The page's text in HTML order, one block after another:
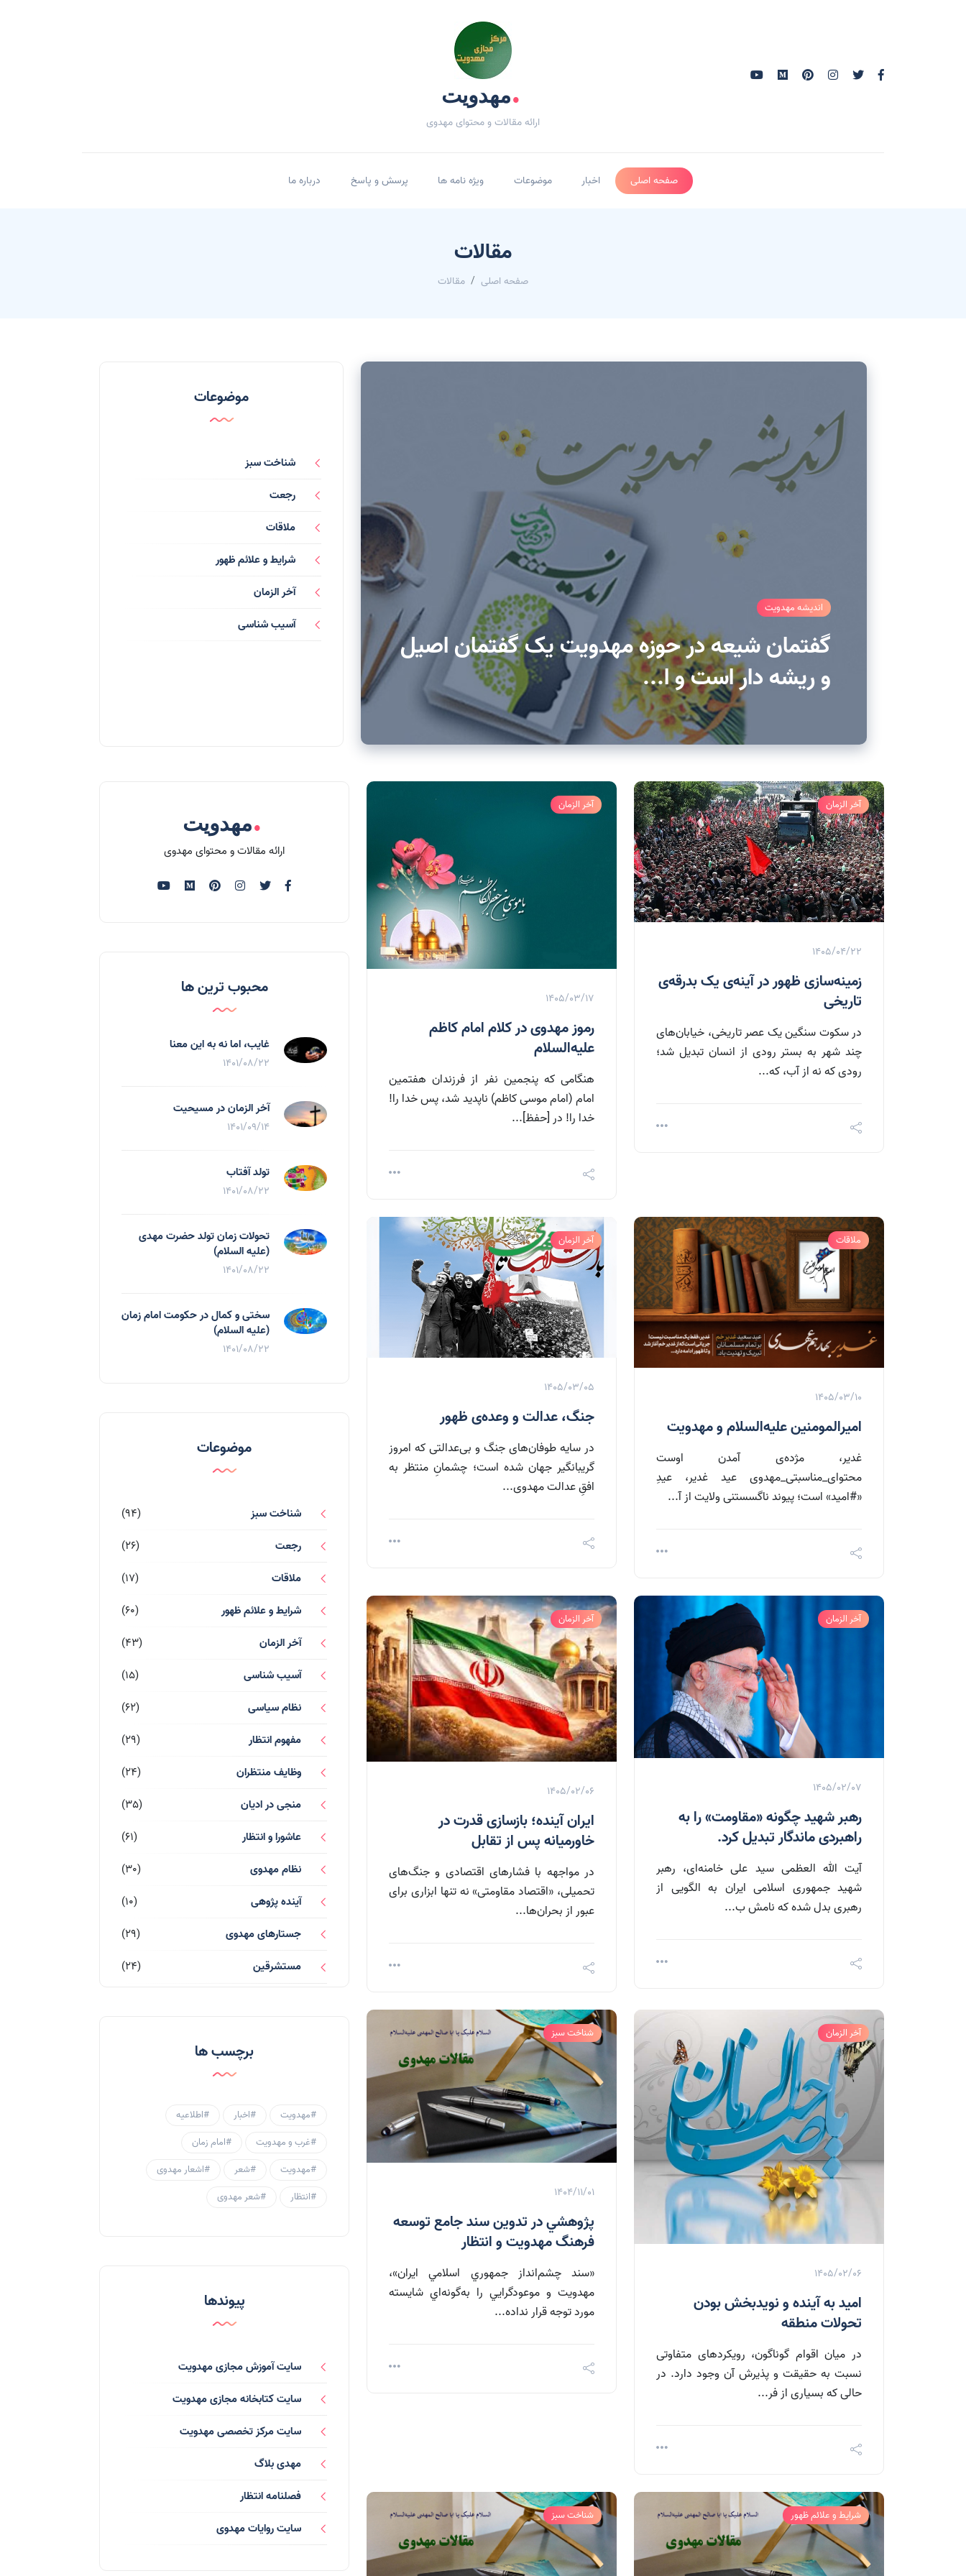
.مهدویت
ارائه مقالات و محتوای مهدوی
صفحه اصلی اخبار موضوعات ویژه نامه ها پرسش و پاسخ درباره ما
مقالات
صفحه اصلی مقالات
اندیشه مهدویت
گفتمان شیعه در حوزه مهدویت یک گفتمان اصیل
و ریشه دار است و ا...
موضوعات
شناخت سبز
رجعت
ملاقات
شرایط و علائم ظهور
آخر الزمان
آسیب شناسی
آخر الزمان
1405/04/22
زمینه‌سازی ظهور در آینه‌ی یک بدرقه‌ی
تاریخی
در سکوت سنگین یک عصر تاریخی، خیابان‌های
چند شهر به بستر رودی از انسان تبدیل شد؛
رودی که نه از آب، که...
آخر الزمان
1405/03/17
رموز مهدوی در کلام امام کاظم
علیه‌السلام
هنگامی که پنجمین نفر از فرزندان هفتمین
امام (امام موسی کاظم) ناپدید شد، پس خدا را!
خدا را! در [حفظ]...
ملاقات
1405/03/10
امیرالمومنین علیه‌السلام و مهدویت
غدیر، مژده‌ی آمدن اوست
محتوای_مناسبتی_مهدوی عید غدیر، عیدِ
«#امید» است؛ پیوند ناگسستنی ولایت از آ...
آخر الزمان
1405/03/05
جنگ، عدالت و وعده‌ی ظهور
در سایه طوفان‌های جنگ و بی‌عدالتی که امروز
گریبانگیر جهان شده است؛ چشمانِ منتظر به
افقِ عدالت مهدوی...
آخر الزمان
1405/02/07
رهبر شهید چگونه «مقاومت» را به
راهبردی ماندگار تبدیل کرد.
آیت الله العظمی سید علی خامنه‌ای، رهبر
شهید جمهوری اسلامی ایران به الگویی از
رهبری بدل شده که نامش ب...
آخر الزمان
1405/02/06
ایران آینده؛ بازسازی قدرت در
خاورمیانه پس از تقابل
در مواجهه با فشارهای اقتصادی و جنگ‌های
تحمیلی، «اقتصاد مقاومتی» نه تنها ابزاری برای
عبور از بحران‌ها...
آخر الزمان
1405/02/06
امید به آینده و نویدبخش بودن
تحولات منطقه
در میان اقوام گوناگون، رویکردهای متفاوتی
نسبت به حقیقت و پذیرش آن وجود دارد. در
حالی که بسیاری از فر...
شناخت سبز
1404/11/01
پژوهشي در تدوين سند جامع توسعه
فرهنگ مهدويت و انتظار
«سند چشم‌‌انداز جمهوري اسلامي ايران»،
مهدويت و موعودگرايي را به‌گونه‌اي شايسته
مورد توجه قرار نداده...
شرایط و علائم ظهور شناخت سبز
.مهدویت
ارائه مقالات و محتوای مهدوی
محبوب ترین ها
غایب، اما نه به اين معنا
1401/08/22
آخر الزمان در مسیحیت
1401/09/14
تولد آفتاب
1401/08/22
تحولات زمان تولد حضرت مهدی
(علیه السلام)
1401/08/22
سختی و کمال در حکومت امام زمان
(علیه السلام)
1401/08/22
موضوعات
شناخت سبز
(94)
رجعت
(26)
ملاقات
(17)
شرایط و علائم ظهور
(60)
آخر الزمان
(43)
آسیب شناسی
(15)
نظام سیاسی
(62)
مفهوم انتظار
(29)
وظایف منتظران
(24)
منجی در ادیان
(35)
عاشورا و انتظار
(61)
نظام مهدوی
(30)
آینده پژوهی
(10)
جستارهای مهدوی
(29)
مستشرقین
(24)
احادیث مهدوی
زنان و مهدویت
برچسب ها
#مهدویت #اخبار
#اطلاعیه
#غرب و مهدویت
#امام زمان
#مهدویت
#شعر
#اشعار مهدوی
#انتظار
#شعر مهدوی
پیوندها
سایت آموزش مجازی مهدویت
سایت کتابخانه مجازی مهدویت
سایت مرکز تخصصی مهدویت
مهدی بلاگ
فصلنامه انتظار
سایت روایات مهدوی